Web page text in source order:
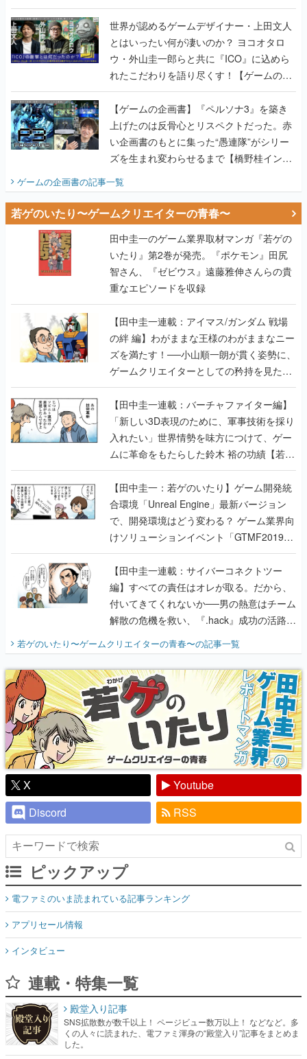
世界が認めるゲームデザイナー・上田文人
とはいったい何が凄いのか？ ヨコオタロ
ウ・外山圭一郎らと共に『ICO』に込めら
れたこだわりを語り尽くす！【ゲームの企
画書】
【ゲームの企画書】『ペルソナ3』を築き
上げたのは反骨心とリスペクトだった。赤
い企画書のもとに集った“愚連隊”がシリー
ズを生まれ変わらせるまで【橋野桂インタ
ビュー】
ゲームの企画書の記事一覧
若ゲのいたり〜ゲームクリエイターの青春〜
田中圭一のゲーム業界取材マンガ『若ゲの
いたり』第2巻が発売。『ポケモン』田尻
智さん、『ゼビウス』遠藤雅伸さんらの貴
重なエピソードを収録
【田中圭一連載：アイマス/ガンダム 戦場
の絆 編】わがままな王様のわがままなニー
ズを満たす！──小山順一朗が貫く姿勢に、
ゲームクリエイターとしての矜持を見た
【若ゲのいたり最終回】
【田中圭一連載：バーチャファイター編】
「新しい3D表現のために、軍事技術を採り
入れたい」世界情勢を味方につけて、ゲー
ムに革命をもたらした鈴木 裕の功績【若ゲ
のいたり】
【田中圭一：若ゲのいたり】ゲーム開発統
合環境「Unreal Engine」最新バージョン
で、開発環境はどう変わる？ ゲーム業界向
けソリューションイベント「GTMF2019」
に行って、より理解を深めよう【PR】
【田中圭一連載：サイバーコネクトツー
編】すべての責任はオレが取る。だから、
付いてきてくれないか──男の熱意はチーム
解散の危機を救い、『.hack』成功の活路を
開く。業界の快男児・松山 洋に流れる血は
『少年ジャンプ』色だった【若ゲのいた
り】
若ゲのいたり〜ゲームクリエイターの青春〜の記事一覧
X
Youtube
Discord
RSS
ピックアップ
電ファミのいま読まれている記事ランキング
アプリセール情報
インタビュー
連載・特集一覧
殿堂入り記事
SNS拡散数が数千以上！ ページビュー数万以上！ などなど。多
くの人々に読まれた、電ファミ渾身の“殿堂入り”記事をまとめま
した。